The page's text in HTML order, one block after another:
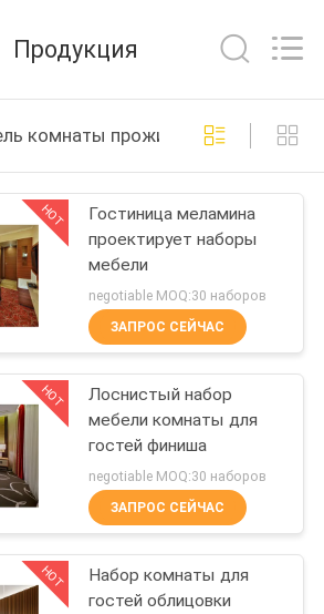
гостиницы
32
мебели
107
Продукция
комнаты прожития гостиницы
HOT
Гостиница меламина
проектирует наборы
мебели
negotiable MOQ:30 наборов
ЗАПРОС СЕЙЧАС
HOT
Лоснистый набор
мебели комнаты для
гостей финиша
negotiable MOQ:30 наборов
ЗАПРОС СЕЙЧАС
HOT
Набор комнаты для
гостей облицовки